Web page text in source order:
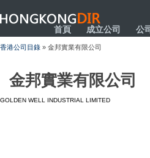
HONGKONGDIR
首頁 成立公司 公
香港公司目錄 » 金邦實業有限公司
金邦實業有限公司
GOLDEN WELL INDUSTRIAL LIMITED